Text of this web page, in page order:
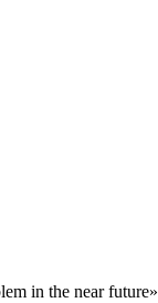
in the near future»